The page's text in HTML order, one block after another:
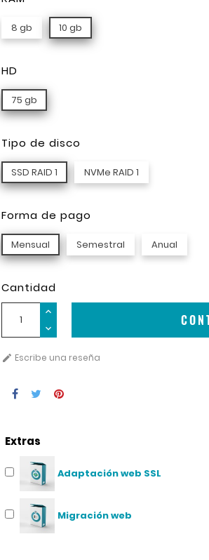
8 gb 10 gb
HD
75 gb
Tipo de disco
SSD RAID 1 NVMe RAID 1
Forma de pago
Mensual Semestral Anual
Cantidad
 Escribe una reseña
Extras
Adaptación web SSL
Migración web